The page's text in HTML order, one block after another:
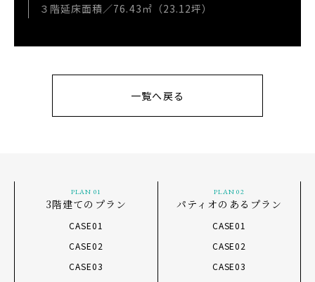
３階延床面積／76.43㎡（23.12坪）
一覧へ戻る
PLAN 01
3階建てのプラン
CASE01
CASE02
CASE03
PLAN 02
パティオのあるプラン
CASE01
CASE02
CASE03